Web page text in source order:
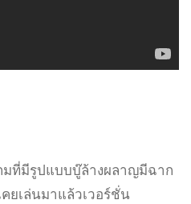
มที่มีรูปแบบบู๊ล้างผลาญมีฉาก
ยเล่นมาแล้วเวอร์ชั่น